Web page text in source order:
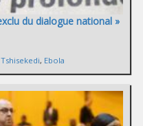
du dialogue national »
Tshisekedi, Ebola